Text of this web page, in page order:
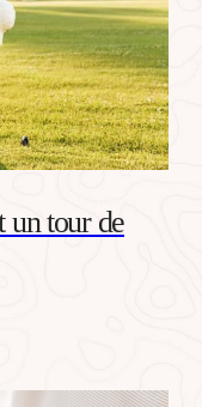
un tour de